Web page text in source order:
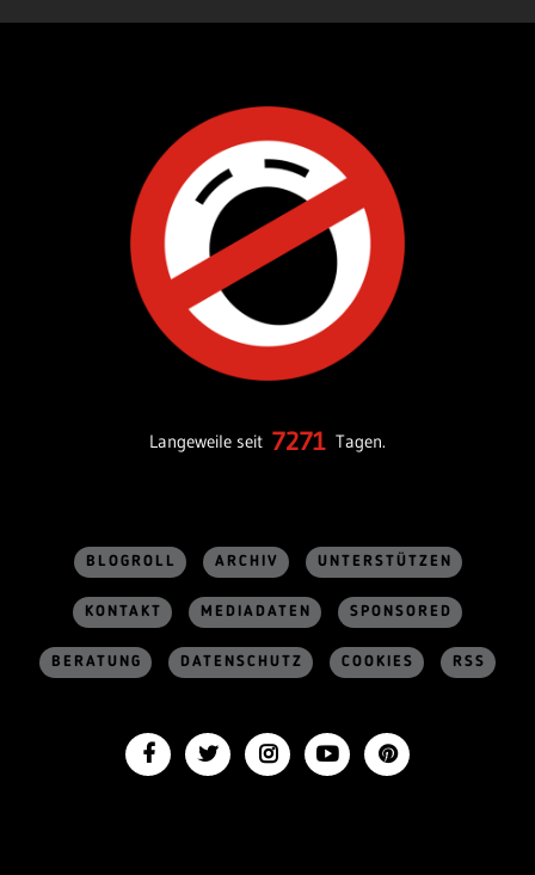
Langeweile seit 7271 Tagen.
BLOGROLL ARCHIV UNTERSTÜTZEN
KONTAKT MEDIADATEN SPONSORED
BERATUNG DATENSCHUTZ COOKIES RSS